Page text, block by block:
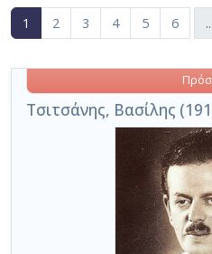
1 (current)
2 3 4 5 6 ...
Τσιτσάνης, Βασίλης